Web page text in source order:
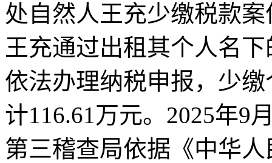
处自然人王充少缴税款
王充通过出租其个人名
依法办理纳税申报，少
计116.61万元。2025年9
第三稽查局依据《中华